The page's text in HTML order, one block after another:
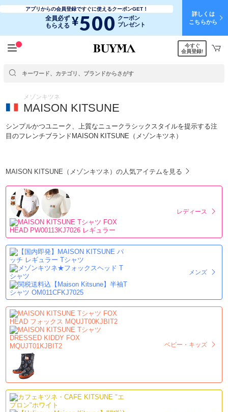
アプリからの会員登録ですぐに使えるクーポンGET！
全員必ず
もらえる ¥500 クーポン
プレゼント
詳しくは
こちらから
今すぐ
会員登録!
メゾンキツネ
MAISON KITSUNE
シンプルかつユニーク、上質なニュークラシックスタイルを提示する注
目のフレンチブランドMAISON KITSUNE（メゾンキツネ）
MAISON KITSUNE（メゾンキツネ）の人気アイテムを見る
レディース
メンズ
ベビー・キッズ